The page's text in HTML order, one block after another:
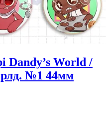
Dandy’s World /
№1 44мм